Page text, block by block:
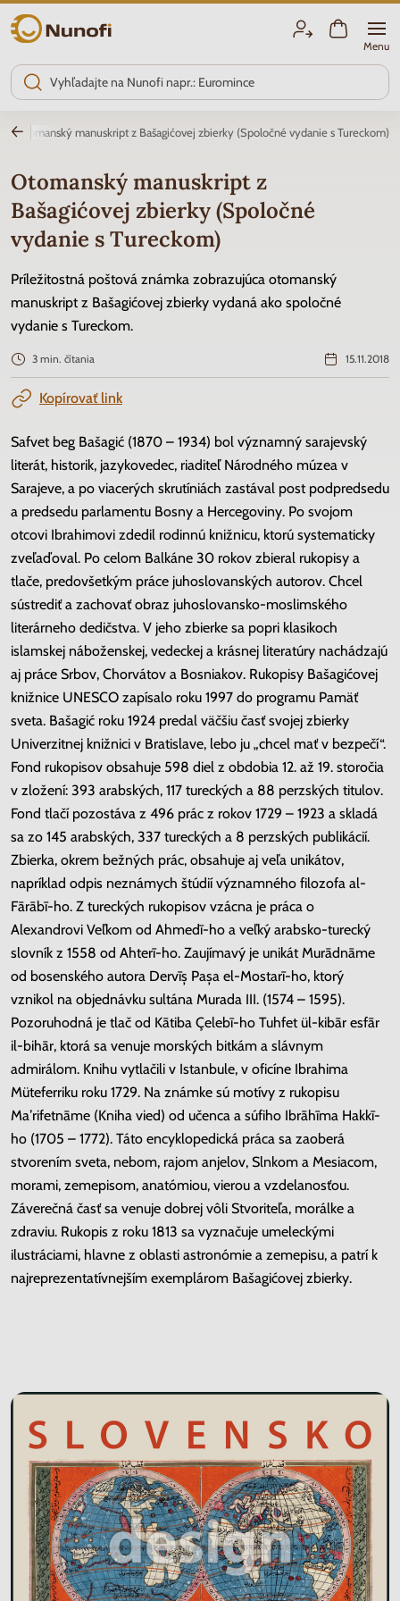
Nunofi.sk
Menu
Otomanský manuskript z Bašagićovej zbierky (Spoločné vydanie s Tureckom)
Otomanský manuskript z
Bašagićovej zbierky (Spoločné
vydanie s Tureckom)
Príležitostná poštová známka zobrazujúca otomanský
manuskript z Bašagićovej zbierky vydaná ako spoločné
vydanie s Tureckom.
3 min. čítania 15.11.2018
Kopírovať link
Safvet beg Bašagić (1870 – 1934) bol významný sarajevský
literát, historik, jazykovedec, riaditeľ Národného múzea v
Sarajeve, a po viacerých skrutíniách zastával post podpredsedu
a predsedu parlamentu Bosny a Hercegoviny. Po svojom
otcovi Ibrahimovi zdedil rodinnú knižnicu, ktorú systematicky
zveľaďoval. Po celom Balkáne 30 rokov zbieral rukopisy a
tlače, predovšetkým práce juhoslovanských autorov. Chcel
sústrediť a zachovať obraz juhoslovansko-moslimského
literárneho dedičstva. V jeho zbierke sa popri klasikoch
islamskej náboženskej, vedeckej a krásnej literatúry nachádzajú
aj práce Srbov, Chorvátov a Bosniakov. Rukopisy Bašagićovej
knižnice UNESCO zapísalo roku 1997 do programu Pamäť
sveta. Bašagić roku 1924 predal väčšiu časť svojej zbierky
Univerzitnej knižnici v Bratislave, lebo ju „chcel mať v bezpečí“.
Fond rukopisov obsahuje 598 diel z obdobia 12. až 19. storočia
v zložení: 393 arabských, 117 tureckých a 88 perzských titulov.
Fond tlačí pozostáva z 496 prác z rokov 1729 – 1923 a skladá
sa zo 145 arabských, 337 tureckých a 8 perzských publikácií.
Zbierka, okrem bežných prác, obsahuje aj veľa unikátov,
napríklad odpis neznámych štúdií významného filozofa al-
Fārābī-ho. Z tureckých rukopisov vzácna je práca o
Alexandrovi Veľkom od Ahmedī-ho a veľký arabsko-turecký
slovník z 1558 od Ahterī-ho. Zaujímavý je unikát Murādnāme
od bosenského autora Dervīș Pașa el-Mostarī-ho, ktorý
vznikol na objednávku sultána Murada III. (1574 – 1595).
Pozoruhodná je tlač od Kātiba Çelebī-ho Tuhfet ül-kibār esfār
il-bihār, ktorá sa venuje morských bitkám a slávnym
admirálom. Knihu vytlačili v Istanbule, v oficíne Ibrahima
Müteferriku roku 1729. Na známke sú motívy z rukopisu
Maʼrifetnāme (Kniha vied) od učenca a súfiho Ibrāhīma Hakkī-
ho (1705 – 1772). Táto encyklopedická práca sa zaoberá
stvorením sveta, nebom, rajom anjelov, Slnkom a Mesiacom,
morami, zemepisom, anatómiou, vierou a vzdelanosťou.
Záverečná časť sa venuje dobrej vôli Stvoriteľa, morálke a
zdraviu. Rukopis z roku 1813 sa vyznačuje umeleckými
ilustráciami, hlavne z oblasti astronómie a zemepisu, a patrí k
najreprezentatívnejším exemplárom Bašagićovej zbierky.